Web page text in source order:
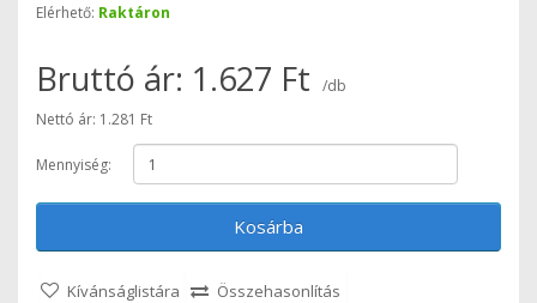
Elérhető: Raktáron
Bruttó ár: 1.627 Ft
/db
Nettó ár: 1.281 Ft
Mennyiség:
Kosárba
Kívánságlistára Összehasonlítás